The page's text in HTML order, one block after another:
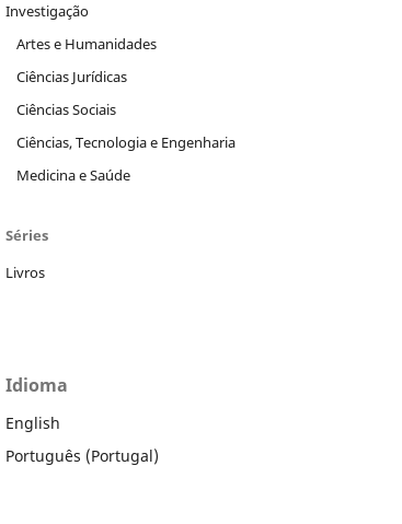
Investigação
Artes e Humanidades
Ciências Jurídicas
Ciências Sociais
Ciências, Tecnologia e Engenharia
Medicina e Saúde
Séries
Livros
Idioma
English
Português (Portugal)